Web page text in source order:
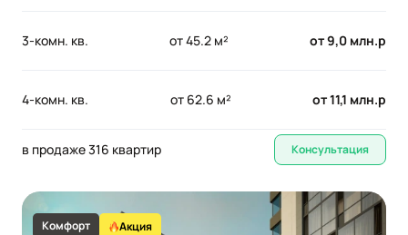
3-комн. кв. от 45.2 м² от 9,0 млн.р
4-комн. кв. от 62.6 м² от 11,1 млн.р
в продаже 316 квартир Консультация
Комфорт Акция